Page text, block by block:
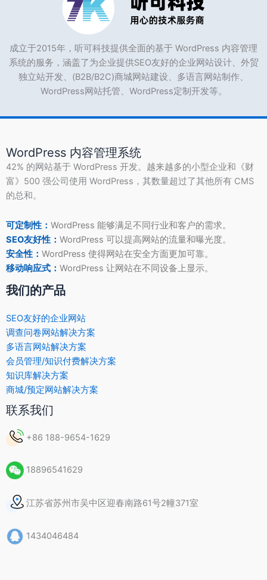
成立于2015年，听可科技提供全面的基于 WordPress 内容管理
系统的服务，涵盖了为企业提供SEO友好的企业网站设计、外贸
独立站开发、(B2B/B2C)商城网站建设、多语言网站制作、
WordPress网站托管、WordPress定制开发等。
WordPress 内容管理系统
42% 的网站基于 WordPress 开发。越来越多的小型企业和《财
富》500 强公司使用 WordPress，其数量超过了其他所有 CMS
的总和。
可定制性： WordPress 能够满足不同行业和客户的需求。
SEO友好性： WordPress 可以提高网站的流量和曝光度。
安全性： WordPress 使得网站在安全方面更加可靠。
移动响应式： WordPress 让网站在不同设备上显示。
我们的产品
SEO友好的企业网站
调查问卷网站解决方案
多语言网站解决方案
会员管理/知识付费解决方案
知识库解决方案
商城/预定网站解决方案
联系我们
+86 188-9654-1629
18896541629
江苏省苏州市吴中区迎春南路61号2幢371室
1434046484